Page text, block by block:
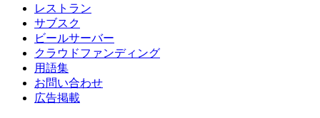
レストラン
サブスク
ビールサーバー
クラウドファンディング
用語集
お問い合わせ
広告掲載